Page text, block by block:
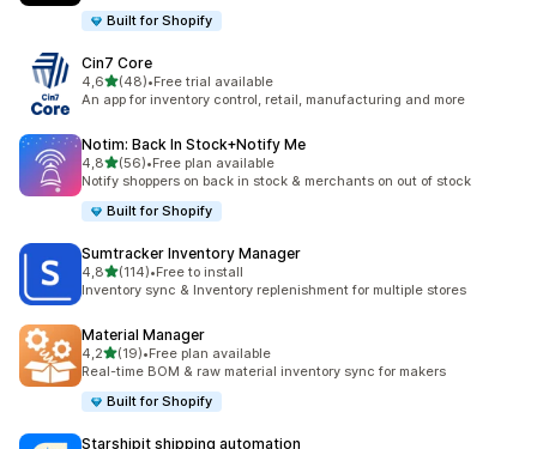
Built for Shopify
Cin7 Core
4,6stelle su 5
(48)
48 recensioni totali
•Free trial available
An app for inventory control, retail, manufacturing and more
Notim: Back In Stock+Notify Me
4,8stelle su 5
(56)
56 recensioni totali
•Free plan available
Notify shoppers on back in stock & merchants on out of stock
Built for Shopify
Sumtracker Inventory Manager
4,8stelle su 5
(114)
114 recensioni totali
•Free to install
Inventory sync & Inventory replenishment for multiple stores
Material Manager
4,2stelle su 5
(19)
19 recensioni totali
•Free plan available
Real-time BOM & raw material inventory sync for makers
Built for Shopify
Starshipit shipping automation